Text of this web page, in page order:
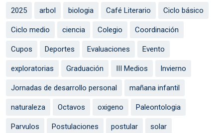
2025 arbol biologia Café Literario Ciclo básico
Ciclo medio ciencia Colegio Coordinación
Cupos Deportes Evaluaciones Evento
exploratorias Graduación III Medios Invierno
Jornadas de desarrollo personal mañana infantil
naturaleza Octavos oxigeno Paleontologia
Parvulos Postulaciones postular solar